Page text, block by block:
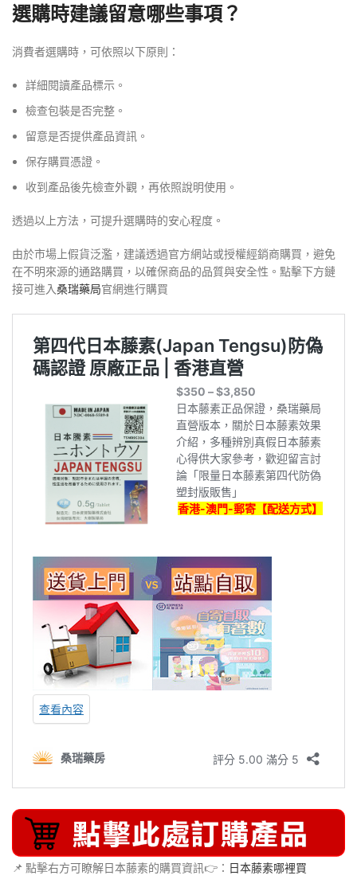
選購時建議留意哪些事項？
消費者選購時，可依照以下原則：
詳細閱讀產品標示。
檢查包裝是否完整。
留意是否提供產品資訊。
保存購買憑證。
收到產品後先檢查外觀，再依照說明使用。
透過以上方法，可提升選購時的安心程度。
由於市場上假貨泛濫，建議透過官方網站或授權經銷商購買，避免
在不明來源的通路購買，以確保商品的品質與安全性。點擊下方鏈
接可進入桑瑞藥局官網進行購買
📌 點擊右方可瞭解日本藤素的購買資訊👉： 日本藤素哪裡買